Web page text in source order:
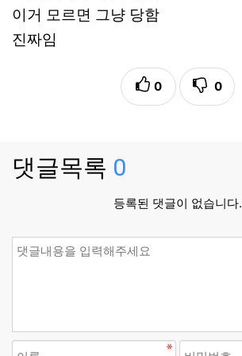
이거 모르면 그냥 당함
진짜임
0 0
댓글목록 0
등록된 댓글이 없습니다.